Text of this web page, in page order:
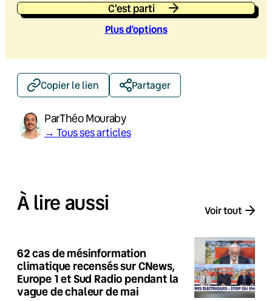
C'est parti
Plus d’options
Copier le lien Partager
ParThéo Mouraby
→ Tous ses articles
À lire aussi Voir tout
62 cas de mésinformation
climatique recensés sur CNews,
Europe 1 et Sud Radio pendant la
vague de chaleur de mai